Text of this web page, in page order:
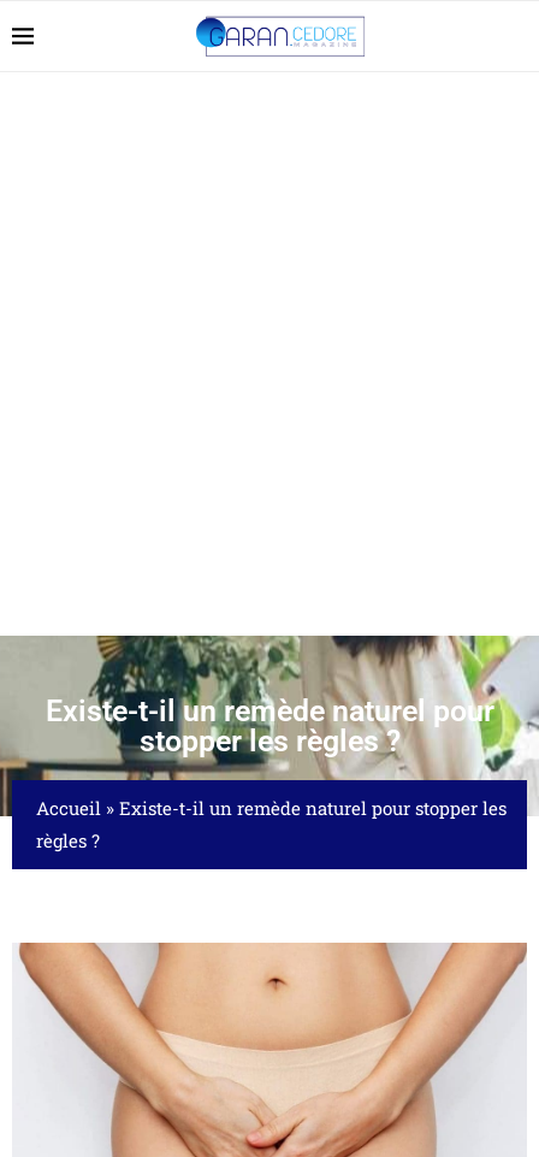
Existe-t-il un remède naturel pour
stopper les règles ?
Accueil » Existe-t-il un remède naturel pour stopper les
règles ?